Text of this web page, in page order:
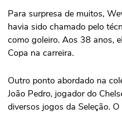
Para surpresa de muitos,
havia sido chamado pelo
como goleiro. Aos 38 anos,
Copa na carreira.
Outro ponto abordado na
João Pedro, jogador do
diversos jogos da Seleção.